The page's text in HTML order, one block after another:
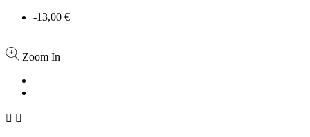
-13,00 €
Zoom In
 